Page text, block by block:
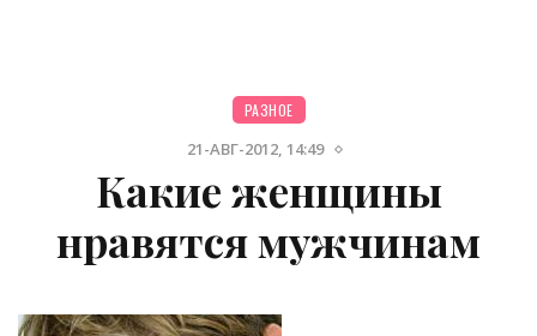
РАЗНОЕ
21-АВГ-2012, 14:49
Какие женщины
нравятся мужчинам